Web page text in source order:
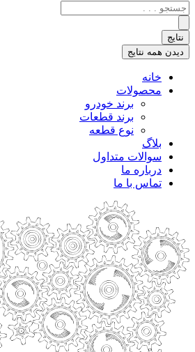
جستجو
.
.
.
نتایج
دیدن همه نتایج
خانه
محصولات
برند خودرو
برند قطعات
نوع قطعه
بلاگ
سوالات متداول
درباره ما
تماس با ما